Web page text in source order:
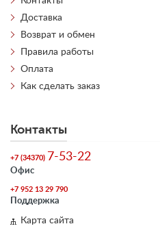
Доставка
Возврат и обмен
Правила работы
Оплата
Как сделать заказ
Контакты
+7 (34370) 7-53-22
Офис
+7 952 13 29 790
Поддержка
Карта сайта